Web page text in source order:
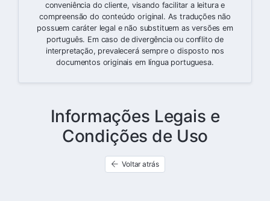
conveniência do cliente, visando facilitar a leitura e
compreensão do conteúdo original. As traduções não
possuem caráter legal e não substituem as versões em
português. Em caso de divergência ou conflito de
interpretação, prevalecerá sempre o disposto nos
documentos originais em língua portuguesa.
Informações Legais e
Condições de Uso
Voltar atrás